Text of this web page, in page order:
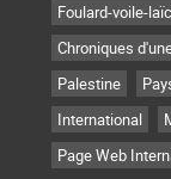
Foulard-voile-
Chroniques
Palestine
International
Page Web